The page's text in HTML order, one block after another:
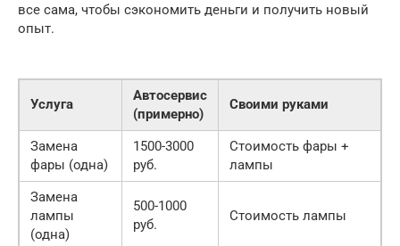
все сама, чтобы сэкономить деньги и получить новый
опыт.
Услуга
Автосервис
(примерно)
Своими руками
Замена
фары (одна)
1500-3000
руб.
Стоимость фары +
лампы
Замена
лампы
(одна)
500-1000
руб.
Стоимость лампы